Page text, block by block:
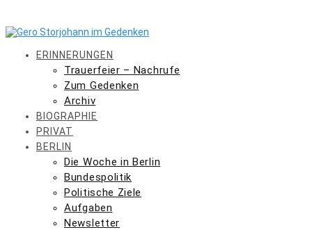
content
ERINNERUNGEN
Trauerfeier – Nachrufe
Zum Gedenken
Archiv
BIOGRAPHIE
PRIVAT
BERLIN
Die Woche in Berlin
Bundespolitik
Politische Ziele
Aufgaben
Newsletter